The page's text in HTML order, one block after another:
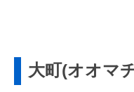
大町(オオマ